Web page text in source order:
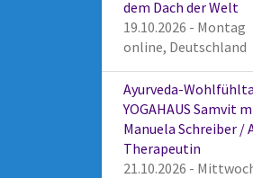
dem Dach der Welt
19.10.2026 - Montag
online, Deutschland
Ayurveda-
YOGAHAUS Samvit
Manuela Schreiber /
Therapeutin
21.10.2026 -